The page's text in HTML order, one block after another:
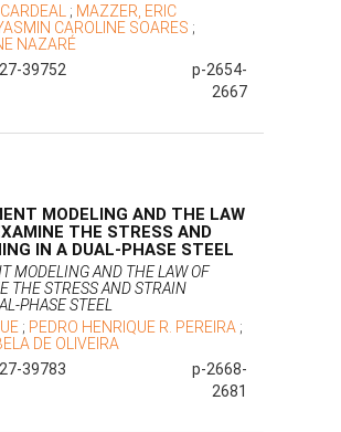
; MAZZER, ERIC
CAROLINE SOARES ;
NAZARÉ
39752
p-2654-
2667
MODELING AND THE LAW
THE STRESS AND
IN A DUAL-PHASE STEEL
MODELING AND THE LAW OF
THE STRESS AND STRAIN
PHASE STEEL
; PEDRO HENRIQUE R. PEREIRA ;
DE OLIVEIRA
39783
p-2668-
2681